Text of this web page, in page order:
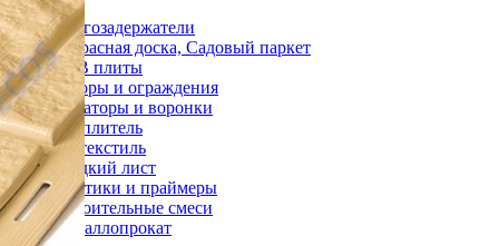
Снегозадержатели
Террасная доска, Садовый паркет
OSB плиты
Заборы и ограждения
Аэраторы и воронки
Утеплитель
Геотекстиль
Гладкий лист
Мастики и праймеры
Строительные смеси
Металлопрокат